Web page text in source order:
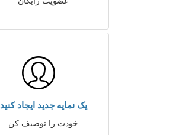
یک نمایه جدید ایجاد کنید
خودت را توصیف کن